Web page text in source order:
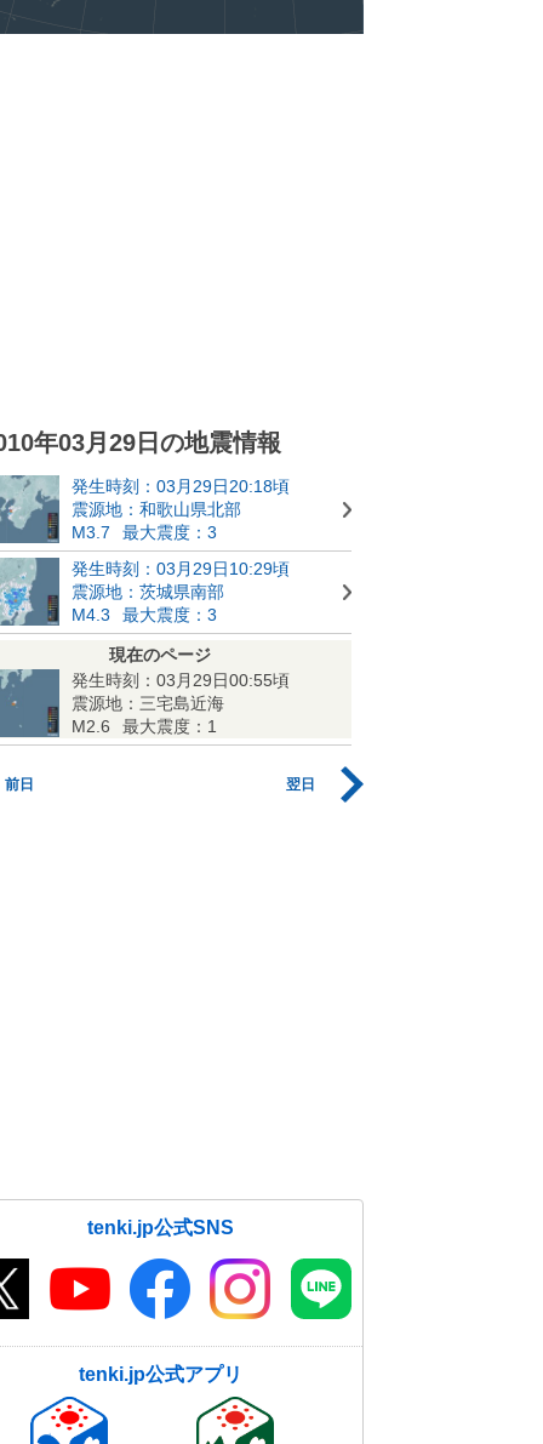
年03月29日の地震情報
発生時刻：03月29日20:18頃
震源地：和歌山県北部
M3.7
最大震度：3
発生時刻：03月29日10:29頃
震源地：茨城県南部
M4.3
最大震度：3
現在のページ
発生時刻：03月29日00:55頃
震源地：三宅島近海
M2.6
最大震度：1
前日 翌日
tenki.jp公式SNS
tenki.jp公式アプリ